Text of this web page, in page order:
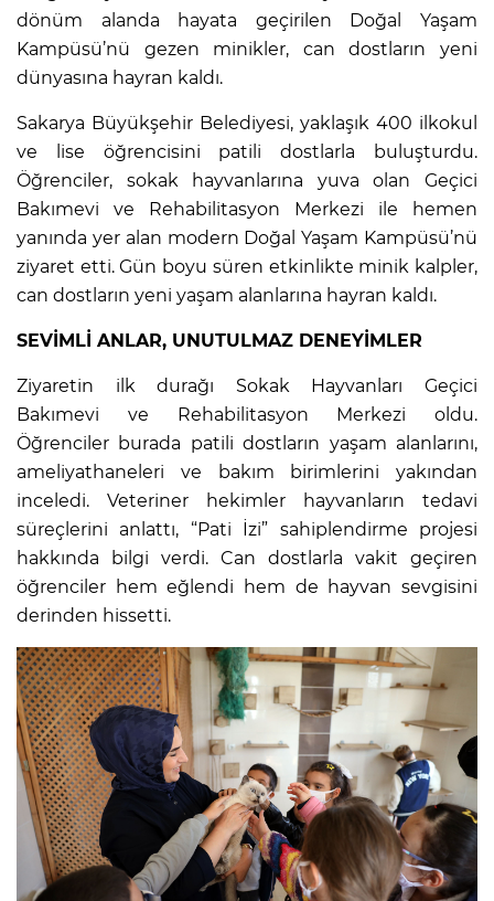
dönüm alanda hayata geçirilen Doğal Yaşam
Kampüsü’nü gezen minikler, can dostların yeni
dünyasına hayran kaldı.
Sakarya Büyükşehir Belediyesi, yaklaşık 400 ilkokul
ve lise öğrencisini patili dostlarla buluşturdu.
Öğrenciler, sokak hayvanlarına yuva olan Geçici
Bakımevi ve Rehabilitasyon Merkezi ile hemen
yanında yer alan modern Doğal Yaşam Kampüsü’nü
ziyaret etti. Gün boyu süren etkinlikte minik kalpler,
can dostların yeni yaşam alanlarına hayran kaldı.
SEVİMLİ ANLAR, UNUTULMAZ DENEYİMLER
Ziyaretin ilk durağı Sokak Hayvanları Geçici
Bakımevi ve Rehabilitasyon Merkezi oldu.
Öğrenciler burada patili dostların yaşam alanlarını,
ameliyathaneleri ve bakım birimlerini yakından
inceledi. Veteriner hekimler hayvanların tedavi
süreçlerini anlattı, “Pati İzi” sahiplendirme projesi
hakkında bilgi verdi. Can dostlarla vakit geçiren
öğrenciler hem eğlendi hem de hayvan sevgisini
derinden hissetti.